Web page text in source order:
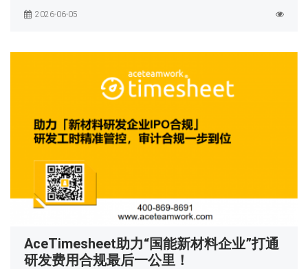
2026-06-05
AceTimesheet助力“国能新材料企业”打通
研发费用合规最后一公里！